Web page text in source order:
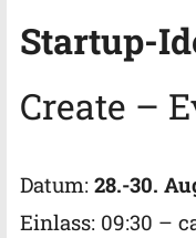
Startup-
Create –
Datum:28.-30.
Einlass: 09:30 –